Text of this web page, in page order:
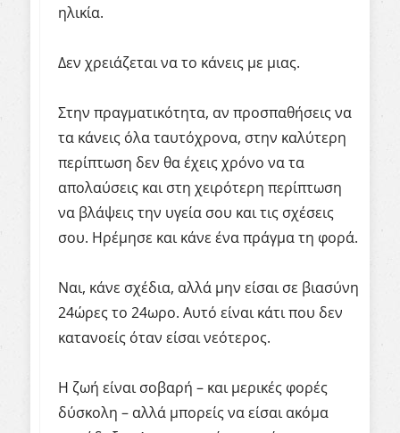
ηλικία.
Δεν χρειάζεται να το κάνεις με μιας.
Στην πραγματικότητα, αν προσπαθήσεις να
τα κάνεις όλα ταυτόχρονα, στην καλύτερη
περίπτωση δεν θα έχεις χρόνο να τα
απολαύσεις και στη χειρότερη περίπτωση
να βλάψεις την υγεία σου και τις σχέσεις
σου. Ηρέμησε και κάνε ένα πράγμα τη φορά.
Ναι, κάνε σχέδια, αλλά μην είσαι σε βιασύνη
24ώρες το 24ωρο. Αυτό είναι κάτι που δεν
κατανοείς όταν είσαι νεότερος.
Η ζωή είναι σοβαρή – και μερικές φορές
δύσκολη – αλλά μπορείς να είσαι ακόμα